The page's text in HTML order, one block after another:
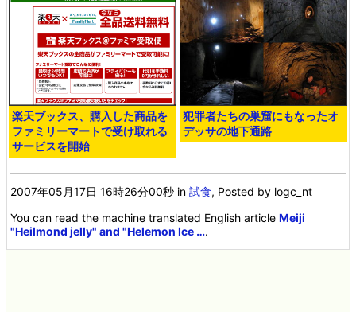
楽天ブックス、購入した商品を
ファミリーマートで受け取れる
サービスを開始
犯罪者たちの巣窟にもなったオ
デッサの地下通路
2007年05月17日 16時26分00秒 in試食, Posted by logc_nt
You can read the machine translated English articleMeiji
"Heilmond jelly" and "Helemon Ice ….